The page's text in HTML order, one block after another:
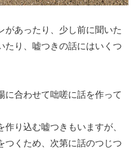
があったり、少し前に聞いた
たり、嘘つきの話にはいくつ
に合わせて咄嗟に話を作って
り込む嘘つきもいますが、
つくため、次第に話のつじつ